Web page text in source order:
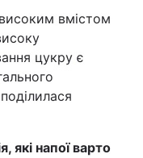
вмістом
цукру є
які напої варто